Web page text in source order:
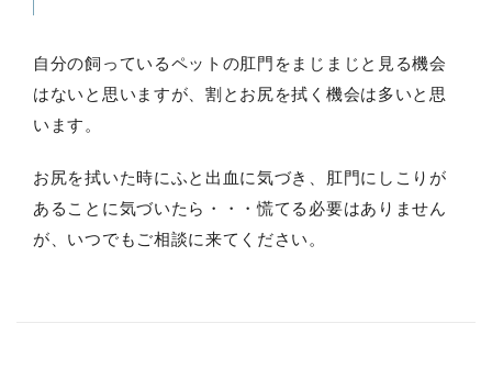
自分の飼っているペットの肛門をまじまじと見る機会
はないと思いますが、割とお尻を拭く機会は多いと思
います。
お尻を拭いた時にふと出血に気づき、肛門にしこりが
あることに気づいたら・・・慌てる必要はありません
が、いつでもご相談に来てください。